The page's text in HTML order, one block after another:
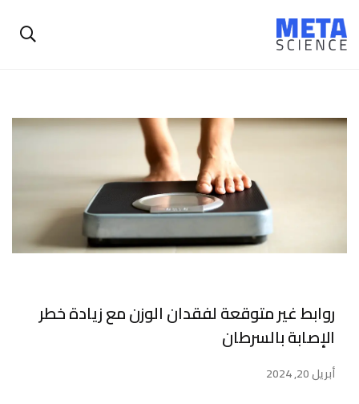
روابط غير متوقعة لفقدان الوزن مع زيادة خطر
الإصابة بالسرطان
أبريل 20, 2024